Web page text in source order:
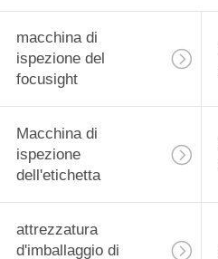
macchina di
ispezione del
focusight
Macchina di
ispezione
dell'etichetta
attrezzatura
d'imballaggio di